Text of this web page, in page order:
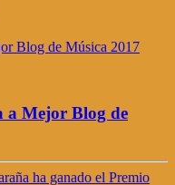
a Mejor Blog de